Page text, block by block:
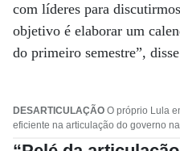
com líderes para
objetivo é elaborar um
do primeiro semestre”,
DESARTICULAÇÃO O próprio Lula
eficiente na articulação do governo